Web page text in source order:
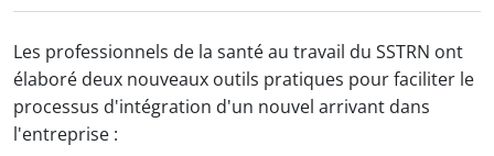
Les professionnels de la santé au travail du SSTRN ont
élaboré deux nouveaux outils pratiques pour faciliter le
processus d'intégration d'un nouvel arrivant dans
l'entreprise :